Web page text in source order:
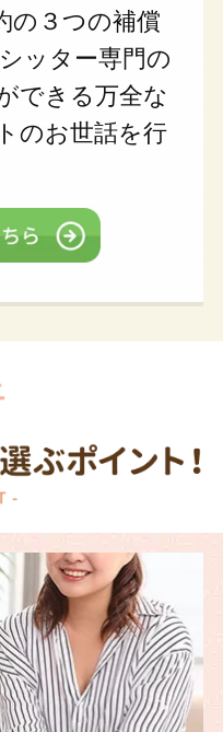
の３つの補償
ッター専門の
できる万全な
のお世話を行